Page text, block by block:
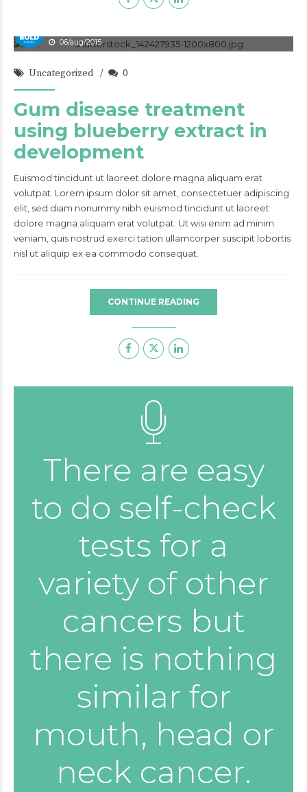
06/aug/2015
Uncategorized 0
Gum disease treatment
using blueberry extract in
development
Euismod tincidunt ut laoreet dolore magna aliquam erat
volutpat. Lorem ipsum dolor sit amet, consectetuer adipiscing
elit, sed diam nonummy nibh euismod tincidunt ut laoreet
dolore magna aliquam erat volutpat. Ut wisi enim ad minim
veniam, quis nostrud exerci tation ullamcorper suscipit lobortis
nisl ut aliquip ex ea commodo consequat.
CONTINUE READING
There are easy
to do self-check
tests for a
variety of other
cancers but
there is nothing
similar for
mouth, head or
neck cancer.